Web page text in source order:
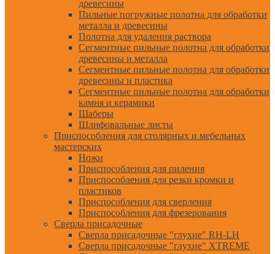
древесины
Пильные погружные полотна для обработки
металла и древесины
Полотна для удаления раствора
Сегментные пильные полотна для обработки
древесины и металла
Сегментные пильные полотна для обработки
древесины и пластика
Сегментные пильные полотна для обработки
камня и керамики
Шаберы
Шлифовальные листы
Приспособления для столярных и мебельных
мастерских
Ножи
Приспособления для пиления
Приспособления для резки кромки и
пластиков
Приспособления для сверления
Приспособления для фрезерования
Сверла присадочные
Сверла присадочные "глухие" RH-LH
Сверла присадочные "глухие" XTREME